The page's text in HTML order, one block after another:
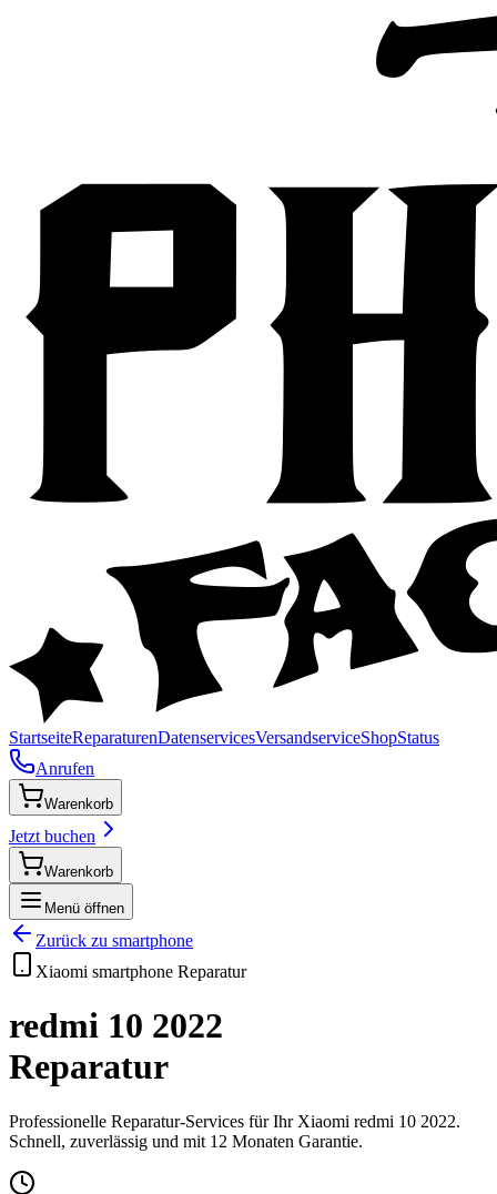
StartseiteReparaturenDatenservicesVersandserviceShopStatus
Anrufen
Warenkorb
Jetzt buchen
Warenkorb
Menü öffnen
Zurück zu smartphone
Xiaomi smartphone Reparatur
redmi 10 2022
Reparatur
Professionelle Reparatur-Services für Ihr Xiaomi redmi 10 2022.
Schnell, zuverlässig und mit 12 Monaten Garantie.